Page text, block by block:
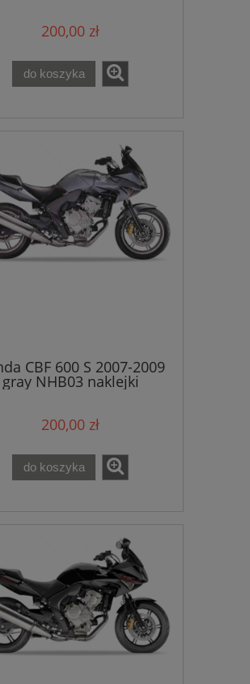
200,00 zł
do koszyka
CBF 600 S 2007-2009
gray NHB03 naklejki
200,00 zł
do koszyka